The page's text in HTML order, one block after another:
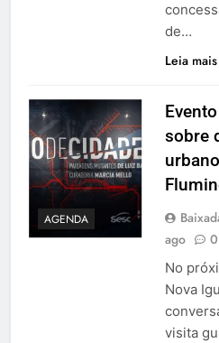
de…
Leia mais
AGENDA
sobre
ago
0
No
Nova
visita